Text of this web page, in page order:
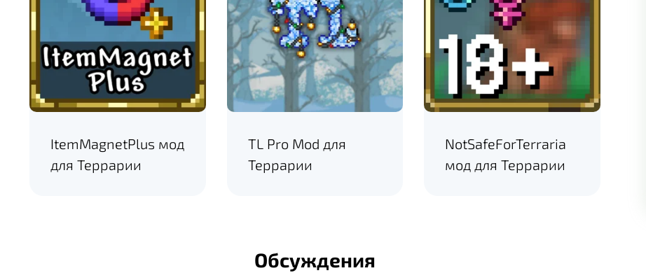
ItemMagnetPlus мод
для Террарии
TL Pro Mod для
Террарии
NotSafeForTerraria
мод для Террарии
Обсуждения